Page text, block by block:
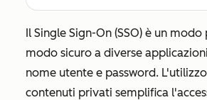
Il Single Sign-On (SSO) è un
modo sicuro a diverse
nome utente e password.
contenuti privati semplifica